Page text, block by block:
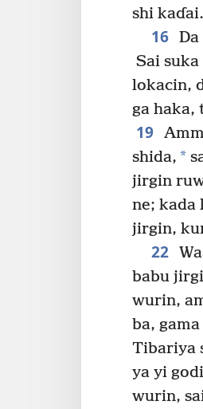
shi kaɗai.
16
Sai
lokacin,
ga haka,
19
shida, *
jirgin
ne; kada
jirgin,
22
babu
wurin,
ba,
Tibariya
ya yi
wurin,